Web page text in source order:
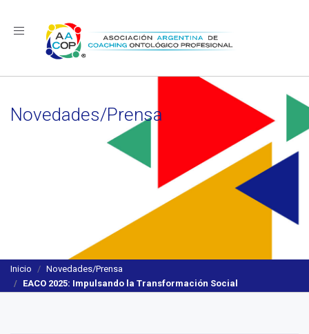
Navegación
Novedades/Prensa
Inicio
Novedades/Prensa
EACO 2025: Impulsando la Transformación Social